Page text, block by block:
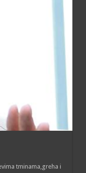
tminama,greha i